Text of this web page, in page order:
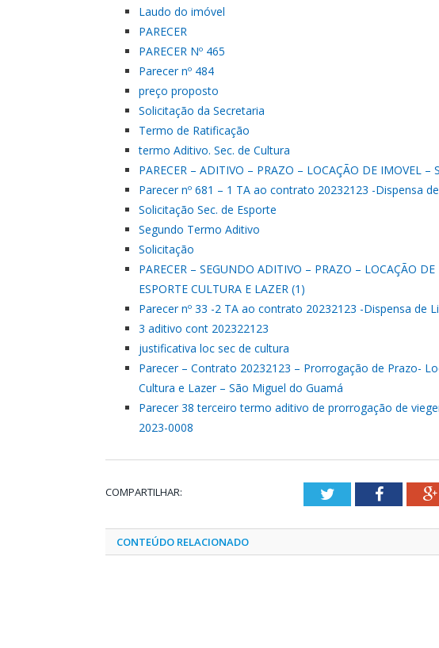
Laudo do imóvel
PARECER
PARECER Nº 465
Parecer nº 484
preço proposto
Solicitação da Secretaria
Termo de Ratificação
termo Aditivo. Sec. de Cultura
PARECER – ADITIVO – PRAZO – LOCAÇÃO DE IMOVEL –
Parecer nº 681 – 1 TA ao contrato 20232123 -Dispensa
Solicitação Sec. de Esporte
Segundo Termo Aditivo
Solicitação
PARECER – SEGUNDO ADITIVO – PRAZO – LOCAÇÃO
ESPORTE CULTURA E LAZER (1)
Parecer nº 33 -2 TA ao contrato 20232123 -Dispensa de
3 aditivo cont 202322123
justificativa loc sec de cultura
Parecer – Contrato 20232123 – Prorrogação de Prazo-
Cultura e Lazer – São Miguel do Guamá
Parecer 38 terceiro termo aditivo de prorrogação de
2023-0008
COMPARTILHAR: TwitterFacebook
CONTEÚDO RELACIONADO